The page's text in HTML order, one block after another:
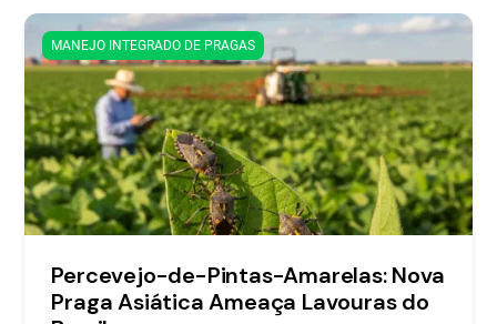
MANEJO INTEGRADO DE PRAGAS
Percevejo-de-Pintas-Amarelas: Nova
Praga Asiática Ameaça Lavouras do